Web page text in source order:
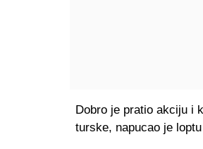
Dobro je pratio akciju i
turske, napucao je